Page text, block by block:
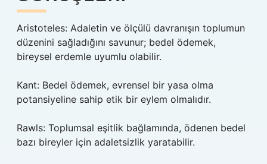
Aristoteles: Adaletin ve ölçülü davranışın toplumun
düzenini sağladığını savunur; bedel ödemek,
bireysel erdemle uyumlu olabilir.
Kant: Bedel ödemek, evrensel bir yasa olma
potansiyeline sahip etik bir eylem olmalıdır.
Rawls: Toplumsal eşitlik bağlamında, ödenen bedel
bazı bireyler için adaletsizlik yaratabilir.